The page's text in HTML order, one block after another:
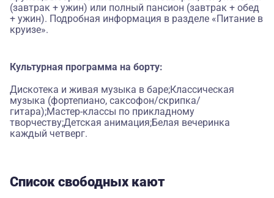
(завтрак + ужин) или полный пансион (завтрак + обед
+ ужин). Подробная информация в разделе «Питание в
круизе».
Культурная программа на борту:
Дискотека и живая музыка в баре;Классическая
музыка (фортепиано, саксофон/скрипка/
гитара);Мастер-классы по прикладному
творчеству;Детская анимация;Белая вечеринка
каждый четверг.
Список свободных кают